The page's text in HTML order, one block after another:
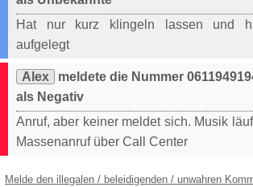
Hat nur kurz klingeln lassen und
aufgelegt
Alex
meldete die Nummer
als Negativ
Anruf, aber keiner meldet sich. Musik
Massenanruf über Call Center
Melde den illegalen / beleidigenden / unwahren